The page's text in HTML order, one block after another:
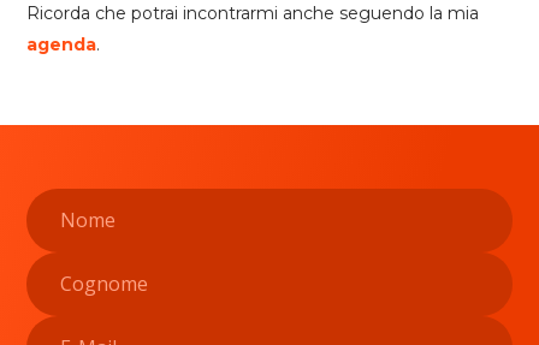
Ricorda che potrai incontrarmi anche seguendo la mia
agenda.